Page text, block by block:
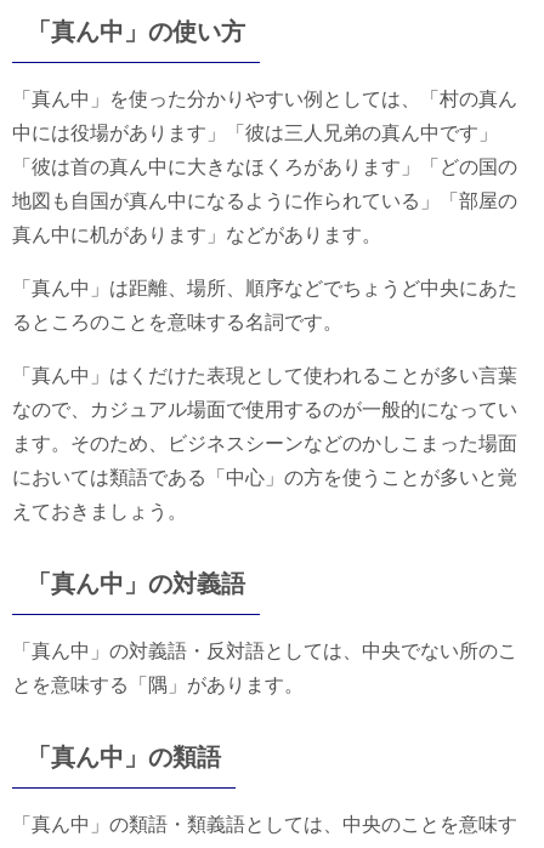
「真ん中」の使い方
「真ん中」を使った分かりやすい例としては、「村の真ん
中には役場があります」「彼は三人兄弟の真ん中です」
「彼は首の真ん中に大きなほくろがあります」「どの国の
地図も自国が真ん中になるように作られている」「部屋の
真ん中に机があります」などがあります。
「真ん中」は距離、場所、順序などでちょうど中央にあた
るところのことを意味する名詞です。
「真ん中」はくだけた表現として使われることが多い言葉
なので、カジュアル場面で使用するのが一般的になってい
ます。そのため、ビジネスシーンなどのかしこまった場面
においては類語である「中心」の方を使うことが多いと覚
えておきましょう。
「真ん中」の対義語
「真ん中」の対義語・反対語としては、中央でない所のこ
とを意味する「隅」があります。
「真ん中」の類語
「真ん中」の類語・類義語としては、中央のことを意味す